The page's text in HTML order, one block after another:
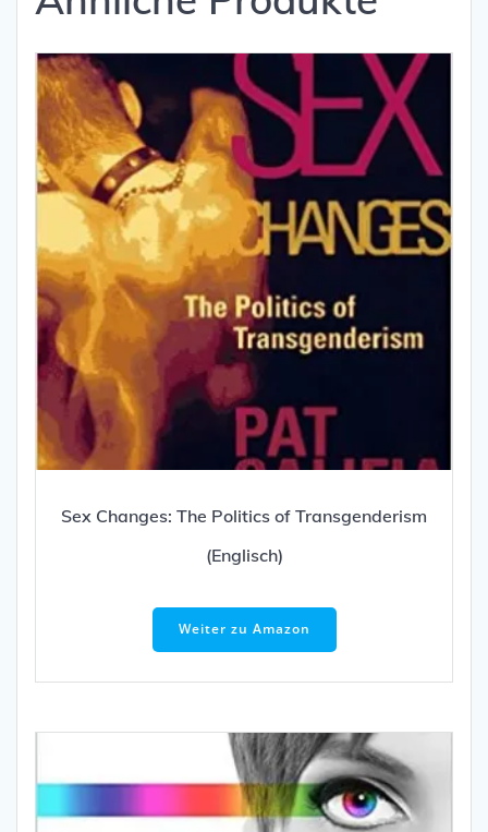
Sex Changes: The Politics of Transgenderism
(Englisch)
Weiter zu Amazon